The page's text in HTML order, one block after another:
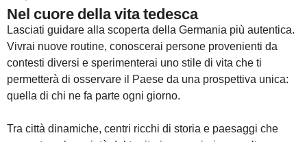
Nel cuore della vita tedesca
Lasciati guidare alla scoperta della Germania più autentica.
Vivrai nuove routine, conoscerai persone provenienti da
contesti diversi e sperimenterai uno stile di vita che ti
permetterà di osservare il Paese da una prospettiva unica:
quella di chi ne fa parte ogni giorno.
Tra città dinamiche, centri ricchi di storia e paesaggi che